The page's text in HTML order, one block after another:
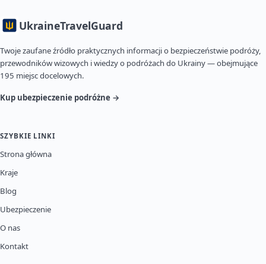
UkraineTravelGuard
Twoje zaufane źródło praktycznych informacji o bezpieczeństwie podróży,
przewodników wizowych i wiedzy o podróżach do Ukrainy — obejmujące
195 miejsc docelowych.
Kup ubezpieczenie podróżne →
SZYBKIE LINKI
Strona główna
Kraje
Blog
Ubezpieczenie
O nas
Kontakt